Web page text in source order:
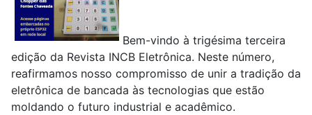
Bem-vindo à trigésima terceira
edição da Revista INCB Eletrônica. Neste número,
reafirmamos nosso compromisso de unir a tradição da
eletrônica de bancada às tecnologias que estão
moldando o futuro industrial e acadêmico.